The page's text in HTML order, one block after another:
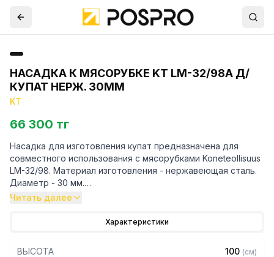
НАСАДКА К МЯСОРУБКЕ KT LM-32/98А Д/
КУПАТ НЕРЖ. 30ММ
KT
66 300 тг
Насадка для изготовления купат предназначена для
совместного использования с мясорубками Koneteollisuus
LM-32/98. Материал изготовления - нержавеющая сталь.
Диаметр - 30 мм.
оборудованием просим обратиться к вашим менеджерам.
Читать далее
Характеристики
ВЫСОТА 100 (см)